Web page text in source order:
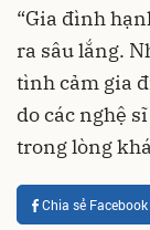
“Gia đình
ra sâu lắng.
tình cảm gia
do các nghệ
trong lòng
Chia sẻ Facebook